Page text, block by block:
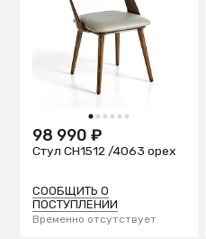
1 2 3 4 5 6
98 990 ₽
Стул CH1512 /4063 орех
СООБЩИТЬ О
ПОСТУПЛЕНИИ
Временно отсутствует